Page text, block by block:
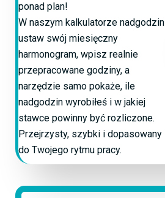
ponad plan!
W naszym kalkulatorze nadgodzin
ustaw swój miesięczny
harmonogram, wpisz realnie
przepracowane godziny, a
narzędzie samo pokaże, ile
nadgodzin wyrobiłeś i w jakiej
stawce powinny być rozliczone.
Przejrzysty, szybki i dopasowany
do Twojego rytmu pracy.